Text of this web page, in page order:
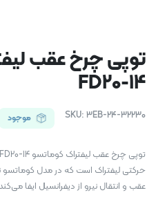
توپی چرخ عقب
FD20-14
SKU: 3EB-24-32230 موجود
حرکتی لیفتراک است که در مدل
عقب و انتقال نیرو از دیفرانسیل ایفا